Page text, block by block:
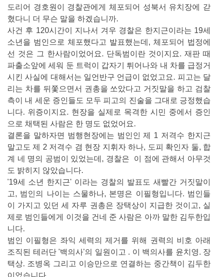
도리어 경호원이 경찰관에게 체포되어 성북서 유치장에 갇
혔다니 더 무슨 말을 하겠습니까.
사건 후 120시간이 지나서 겨우 경찰은 한지근이라는 19세
소년을 범인으로 체포했다고 발표했는데, 체포되어 법정에
선 것은 그 한사람이었어요. 단독범이란 것이지요. 재판 때
파출소앞에 세워 둔 트럭이 갑자기 튀어나와 내 차를 급정거
시킨 사실에 대해서는 일언반구 언급이 없었고요. 피고는 달
리는 차를 뒤쫓으면서 권총을 쏘았다고 거짓말을 하고 검찰
측이 내 세운 증인들도 모두 피고의 진술을 그대로 긍정했습
니다. 위증이지요. 현장을 실제로 목격한 시민 중에서 증인
으로 채택된 사람은 한 명도 없었어요.
결론을 말하자면 범행현장에는 범인인 제 1 저격수 한지근
말고도 제 2 저격수 겸 현장 지휘자 하나, 도피 확인자 둘, 합
계 네 명의 공범이 있었는데, 경찰은 이 점에 관해서 아무것
도 밝히지 않았습니다.
'19세 소년 한지근' 이라는 경찰의 발표도 새빨간 거짓말이
고, 범인의 나이는 스물하나, 본명은 이필형입니다. 범인들
이 가지고 있던 세 자루 권총은 장택상이 지급한 것이고, 실
제로 범인들에게 이것을 건네 준 사람은 아까 말한 김두한입
니다.
범인 이필형은 좌익 세력의 제거를 위해 권력의 비호 아래
조직된 테러단 '백의사'의 일원이고 . 이 백의사를 윤치영. 장
택상. 조병옥 그리고 이승만으로 연결하는 중간책이 김두한
이었습니다.